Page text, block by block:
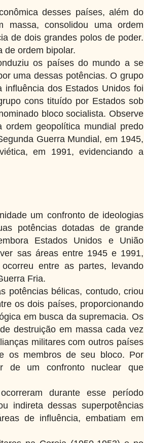
desses países, além do
massa, consolidou uma ordem
de dois grandes polos de poder.
de ordem bipolar.
os países do mundo a se
uma dessas potências. O grupo
dos Estados Unidos foi
cons tituído por Estados sob
bloco socialista. Observe
geopolítica mundial predo
Guerra Mundial, em 1945,
em 1991, evidenciando a
um confronto de ideologias
potências dotadas de grande
Estados Unidos e União
sas áreas entre 1945 e 1991,
entre as partes, levando
Fria.
potências bélicas, contudo, criou
os dois países, proporcionando
em busca da supremacia. Os
destruição em massa cada vez
militares com outros países
os membros de seu bloco. Por
de um confronto nuclear que
durante esse período
indireta dessas superpotências
de influência, embatiam em